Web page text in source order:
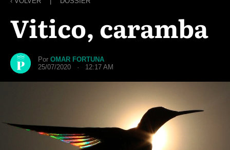
Vitico, caramba
Por OMAR FORTUNA
25/07/2020 · 12:17 AM